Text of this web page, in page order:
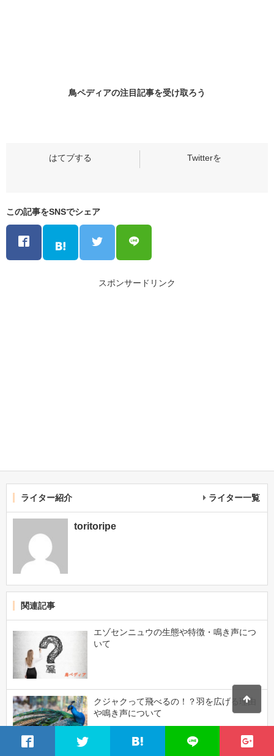
鳥ペディアの注目記事を受け取ろう
この記事をSNSでシェア
スポンサードリンク
ライター紹介 ライター一覧
toritoripe
関連記事
エゾセンニュウの生態や特徴・鳴き声につ
いて
クジャクって飛べるの！？羽を広げる理由
や鳴き声について